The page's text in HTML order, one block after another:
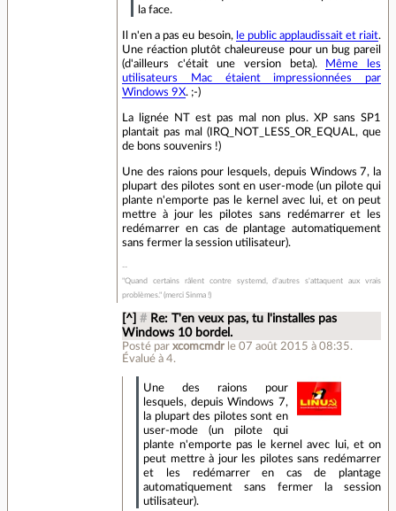
la face.
Il n'en a pas eu besoin, le public applaudissait et riait.
Une réaction plutôt chaleureuse pour un bug pareil
(d'ailleurs c'était une version beta).
Même les
utilisateurs Mac étaient impressionnées par
Windows 9X. ;-)
La lignée NT est pas mal non plus. XP sans SP1
plantait pas mal (IRQ_NOT_LESS_OR_EQUAL, que
de bons souvenirs !)
Une des raions pour lesquels, depuis Windows 7, la
plupart des pilotes sont en user-mode (un pilote qui
plante n'emporte pas le kernel avec lui, et on peut
mettre à jour les pilotes sans redémarrer et les
redémarrer en cas de plantage automatiquement
sans fermer la session utilisateur).
"Quand certains râlent contre systemd, d'autres s'attaquent aux vrais
problèmes." (merci Sinma !)
[^] # Re: T'en veux pas, tu l'installes pas
Windows 10 bordel.
Posté parxcomcmdr le 07 août 2015 à 08:35.
Évalué à4.
Une des raions pour
lesquels, depuis Windows 7,
la plupart des pilotes sont en
user-mode (un pilote qui
plante n'emporte pas le kernel avec lui, et on
peut mettre à jour les pilotes sans redémarrer
et les redémarrer en cas de plantage
automatiquement sans fermer la session
utilisateur).